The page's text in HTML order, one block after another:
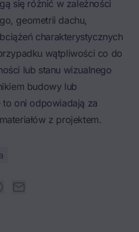
się różnić w zależności
geometrii dachu,
charakterystycznych
wątpliwości co do
lub stanu wizualnego
budowy lub
to oni odpowiadają za
z projektem.